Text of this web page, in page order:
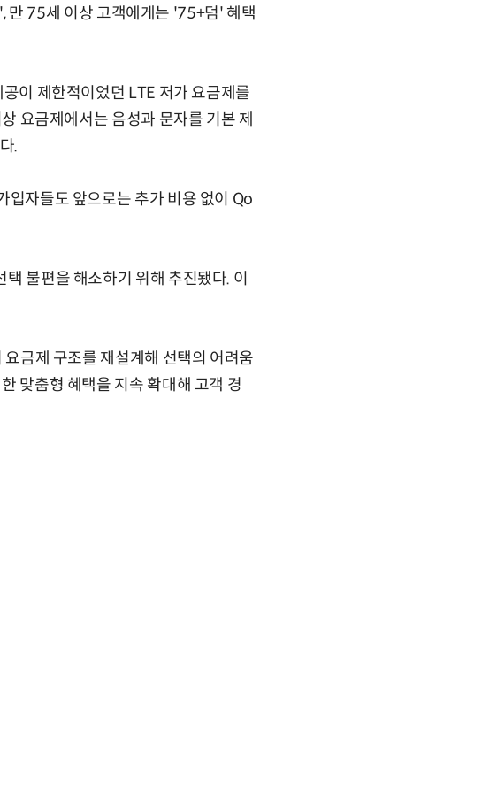
만 75세 이상 고객에게는 '75+덤' 혜택
이 제한적이었던 LTE 저가 요금제를
요금제에서는 음성과 문자를 기본 제
.
입자들도 앞으로는 추가 비용 없이 Qo
불편을 해소하기 위해 추진됐다. 이
금제 구조를 재설계해 선택의 어려움
맞춤형 혜택을 지속 확대해 고객 경